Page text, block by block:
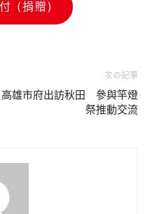
(捐贈)
次の記事
高雄市府出訪秋田 參與竿燈
祭推動交流